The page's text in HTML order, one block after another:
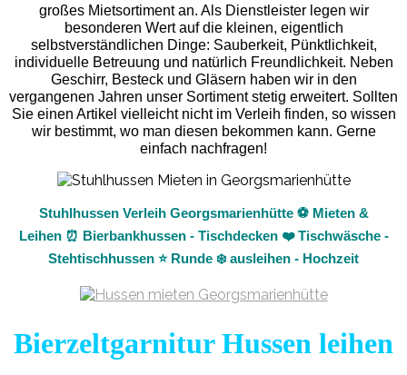
großes Mietsortiment an. Als Dienstleister legen wir
besonderen Wert auf die kleinen, eigentlich
selbstverständlichen Dinge: Sauberkeit, Pünktlichkeit,
individuelle Betreuung und natürlich Freundlichkeit. Neben
Geschirr, Besteck und Gläsern haben wir in den
vergangenen Jahren unser Sortiment stetig erweitert. Sollten
Sie einen Artikel vielleicht nicht im Verleih finden, so wissen
wir bestimmt, wo man diesen bekommen kann. Gerne
einfach nachfragen!
Stuhlhussen Verleih Georgsmarienhütte ⚽ Mieten &
Leihen ⏰ Bierbankhussen - Tischdecken ❤️ Tischwäsche -
Stehtischhussen ⭐ Runde ❄️ ausleihen - Hochzeit
Bierzeltgarnitur Hussen leihen